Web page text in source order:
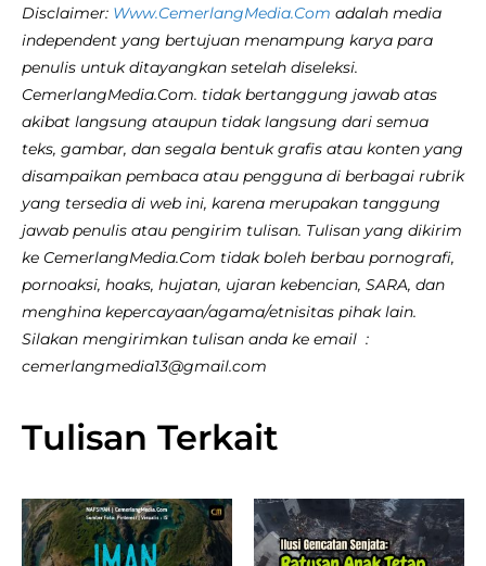
Disclaimer: Www.CemerlangMedia.Com adalah media
independent yang bertujuan menampung karya para
penulis untuk ditayangkan setelah diseleksi.
CemerlangMedia.Com. tidak bertanggung jawab atas
akibat langsung ataupun tidak langsung dari semua
teks, gambar, dan segala bentuk grafis atau konten yang
disampaikan pembaca atau pengguna di berbagai rubrik
yang tersedia di web ini, karena merupakan tanggung
jawab penulis atau pengirim tulisan. Tulisan yang dikirim
ke CemerlangMedia.Com tidak boleh berbau pornografi,
pornoaksi, hoaks, hujatan, ujaran kebencian, SARA, dan
menghina kepercayaan/agama/etnisitas pihak lain.
Silakan mengirimkan tulisan anda ke email :
cemerlangmedia13@gmail.com
Tulisan Terkait